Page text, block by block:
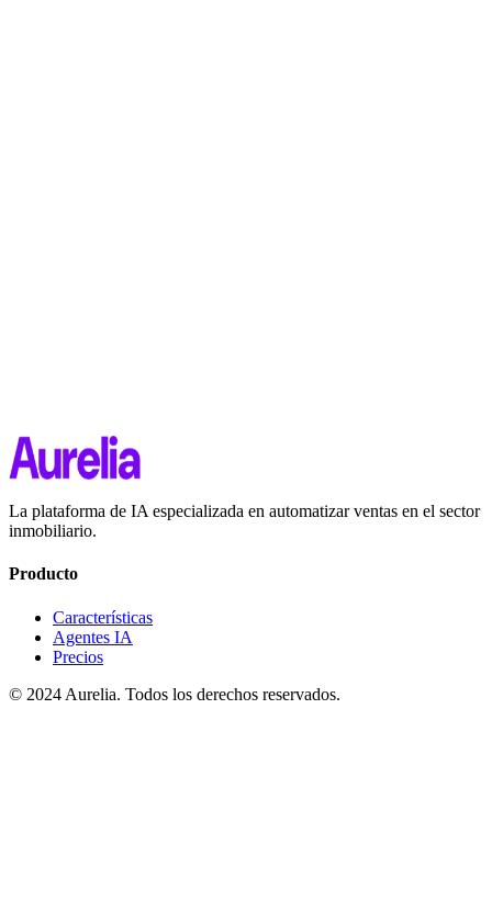
La plataforma de IA especializada en automatizar ventas en el sector
inmobiliario.
Producto
Características
Agentes IA
Precios
© 2024 Aurelia. Todos los derechos reservados.